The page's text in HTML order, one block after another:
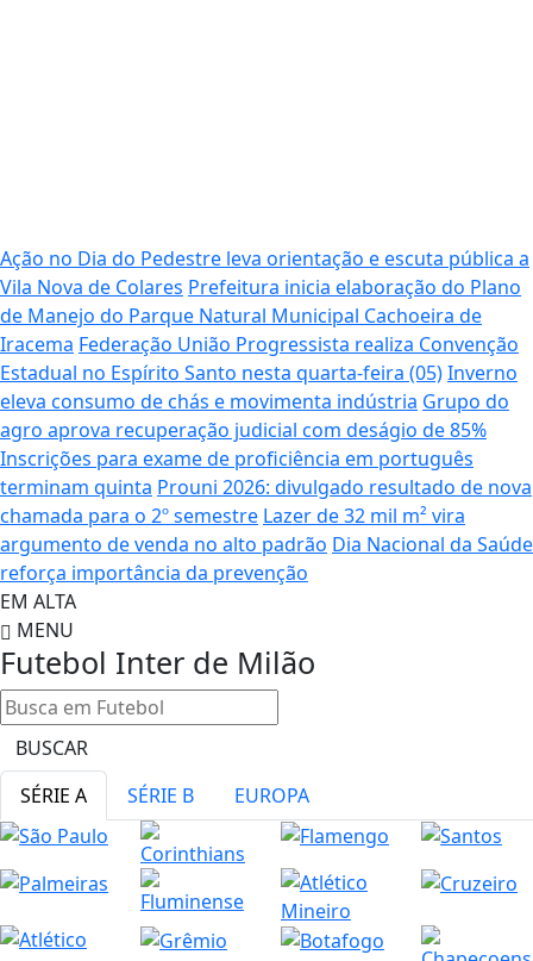
Ação no Dia do Pedestre leva orientação e escuta pública a
Vila Nova de Colares Prefeitura inicia elaboração do Plano
de Manejo do Parque Natural Municipal Cachoeira de
Iracema Federação União Progressista realiza Convenção
Estadual no Espírito Santo nesta quarta-feira (05)Inverno
eleva consumo de chás e movimenta indústria Grupo do
agro aprova recuperação judicial com deságio de 85%
Inscrições para exame de proficiência em português
terminam quinta Prouni 2026: divulgado resultado de nova
chamada para o 2º semestre Lazer de 32 mil m² vira
argumento de venda no alto padrão Dia Nacional da Saúde
reforça importância da prevenção
EM ALTA
MENU
Futebol Inter de Milão
BUSCAR
SÉRIE A
SÉRIE B EUROPA